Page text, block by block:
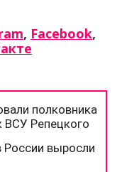
, Facebook,